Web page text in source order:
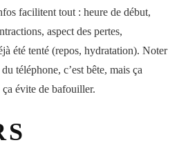
facilitent tout : heure de début,
, aspect des pertes,
été tenté (repos, hydratation). Noter
téléphone, c’est bête, mais ça
évite de bafouiller.